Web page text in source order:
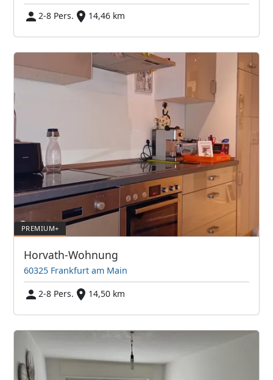
2-8 Pers.
14,46 km
Horvath-Wohnung
60325 Frankfurt am Main
2-8 Pers.
14,50 km